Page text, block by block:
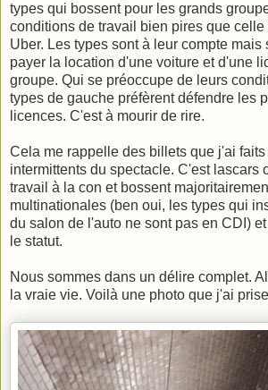
types qui bossent pour les grands
conditions de travail bien pires que celle
Uber. Les types sont à leur compte mais
payer la location d'une voiture et d'une
groupe. Qui se préoccupe de leurs
types de gauche préfèrent défendre les
licences. C'est à mourir de rire.
Cela me rappelle des billets que j'ai
intermittents du spectacle. C'est lascars
travail à la con et bossent
multinationales (ben oui, les types qui
du salon de l'auto ne sont pas en CDI)
le statut.
Nous sommes dans un délire complet.
la vraie vie. Voilà une photo que j'ai